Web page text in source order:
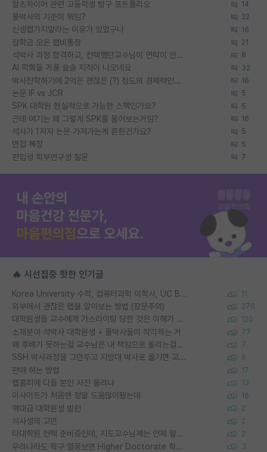
알츠하이머 관련 고등학생 탐구 포트폴리오 14
물박사의 기준이 뭐임? 22
신생랩가지말라는 이유가 있었구나 16
장학금 모은 랩비통장 21
석박사 과정 합격하고, 컨택했던교수님이 연락이 안됩니다... 8
AI 학회들 거품 슬슬 지적이 나오네요 32
박사진학하기에 2억은 괜찮은 (?) 정도의 경제력인가요 16
논문 IF vs JCR 5
SPK 대학원 현실적으로 가능한 스펙인가요? 5
근데 여기는 왜 그렇게 SPK를 물어보는거임? 16
석사가 1저자 논문 가져가는게 흔한건가요? 5
면접 복장 5
편입생 학부연구생 질문 7
🔥 시선집중 핫한 인기글
Korea University 수학, 컴퓨터과학 이학사, UC Berkeley 산업공학 대학원 공학박사가 되는 것은 쉽지 않겠죠? 11
외부에서 괜찮은 랩을 알아보는 방법 (장문주의) 276
대학원생들 교수에게 가스라이팅 당한 것은 이해가 갑니다. 안타깝네요. 120
소재분야 석박사 대학원생 + 물박사들이 착각하는 거 77
왜 후배가 못하는걸 교수님은 내 책임으로 돌리는걸까요? 7
SSH 박사과정을 그만두고 지방대 박사로 옮기면 교수의 꿈은 끝일까요? 9
편애 하는 방법 17
랩홈피에 다들 본인 사진 올리냐 13
이사이트가 처음엔 정말 도움많이됐는데 16
역대급 대학원생 빌런 2
석사생의 고민 2
타대학원 컨텍 준비중인데, 지도교수님께는 언제 말씀드려야 할까요? 2
우리나라도 학구 열풍보면 Higher Doctorate 학위가 필요하다고 봅니다. 3